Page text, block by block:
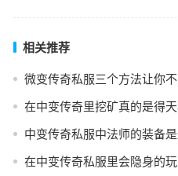
相关推荐
微变传奇私服三个方法让你
在中变传奇里挖矿真的是得
中变传奇私服中法师的装备
在中变传奇私服里会隐身的